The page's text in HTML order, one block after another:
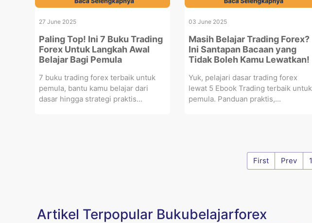
27 June 2025
Paling Top! Ini 7 Buku Trading
Forex Untuk Langkah Awal
Belajar Bagi Pemula
7 buku trading forex terbaik untuk
pemula, bantu kamu belajar dari
dasar hingga strategi praktis...
03 June 2025
Masih Belajar Trading Forex?
Ini Santapan Bacaan yang
Tidak Boleh Kamu Lewatkan!
Yuk, pelajari dasar trading forex
lewat 5 Ebook Trading terbaik untuk
pemula. Panduan praktis,...
First Prev 1
Artikel Terpopular Bukubelajarforex